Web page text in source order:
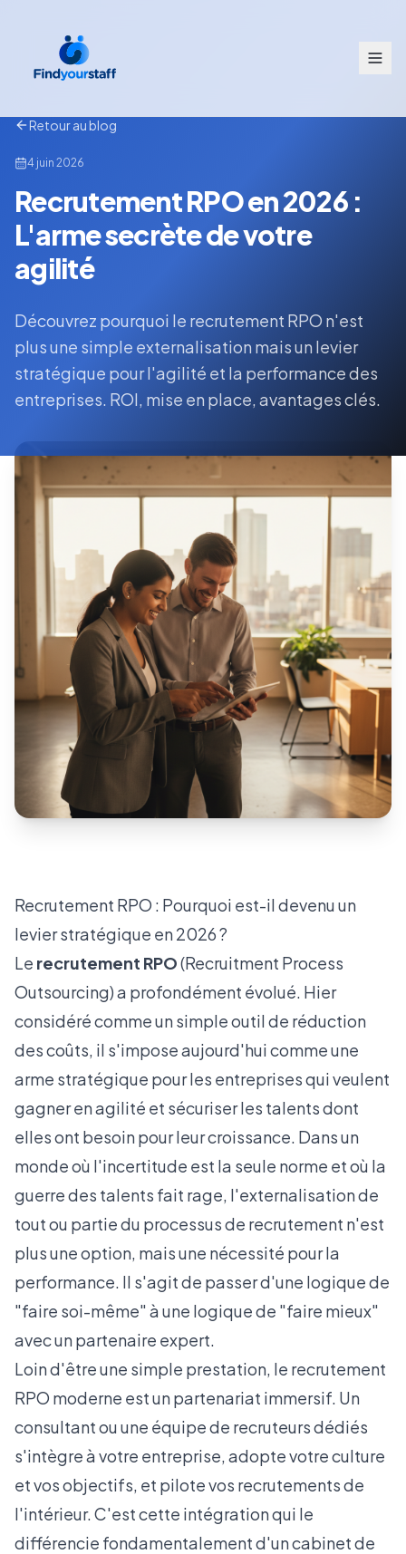
Retour au blog
4 juin 2026
Recrutement RPO en 2026 :
L'arme secrète de votre
agilité
Découvrez pourquoi le recrutement RPO n'est
plus une simple externalisation mais un levier
stratégique pour l'agilité et la performance des
entreprises. ROI, mise en place, avantages clés.
Recrutement RPO : Pourquoi est-il devenu un
levier stratégique en 2026 ?
Le recrutement RPO(Recruitment Process
Outsourcing) a profondément évolué. Hier
considéré comme un simple outil de réduction
des coûts, il s'impose aujourd'hui comme une
arme stratégique pour les entreprises qui veulent
gagner en agilité et sécuriser les talents dont
elles ont besoin pour leur croissance. Dans un
monde où l'incertitude est la seule norme et où la
guerre des talents fait rage, l'externalisation de
tout ou partie du processus de recrutement n'est
plus une option, mais une nécessité pour la
performance. Il s'agit de passer d'une logique de
"faire soi-même" à une logique de "faire mieux"
avec un partenaire expert.
Loin d'être une simple prestation, le recrutement
RPO moderne est un partenariat immersif. Un
consultant ou une équipe de recruteurs dédiés
s'intègre à votre entreprise, adopte votre culture
et vos objectifs, et pilote vos recrutements de
l'intérieur. C'est cette intégration qui le
différencie fondamentalement d'un cabinet de